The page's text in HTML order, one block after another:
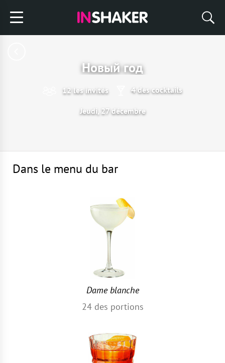
Новый год
12 les invités 4 des cocktails
Jeudi, 27 décembre
Dans le menu du bar
Dame blanche
24des portions